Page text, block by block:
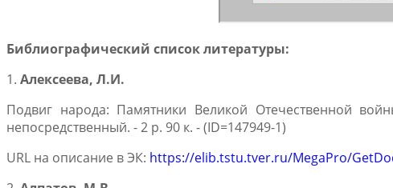
Библиографический список литературы:
1. Алексеева, Л.И.
Подвиг народа: Памятники Великой Отечественной
непосредственный. - 2 р. 90 к. - (ID=147949-1)
URL на описание в ЭК: https://elib.tstu.tver.ru/MegaPro/